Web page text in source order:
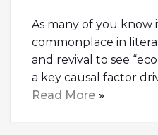
As many of you know
commonplace in
and revival to see
a key causal factor
Read More